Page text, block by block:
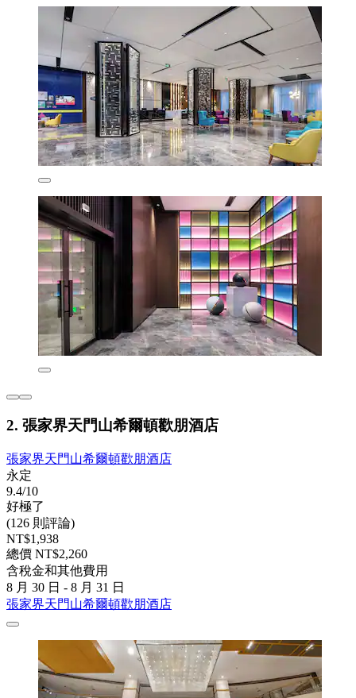
2. 張家界天門山希爾頓歡朋酒店
張家界天門山希爾頓歡朋酒店
永定
9.4/10
好極了
(126 則評論)
NT$1,938
總價 NT$2,260
含稅金和其他費用
8 月 30 日 - 8 月 31 日
張家界天門山希爾頓歡朋酒店